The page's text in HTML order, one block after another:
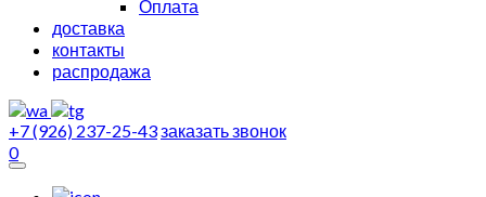
Оплата
доставка
контакты
распродажа
+7 (926) 237-25-43заказать звонок
0